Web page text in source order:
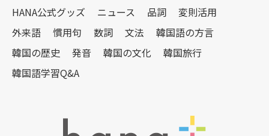
HANA公式グッズ
ニュース 品詞
変則活用
外来語
慣用句 数詞 文法
韓国語の方言
韓国の歴史
発音 韓国の文化
韓国旅行
韓国語学習Q&A